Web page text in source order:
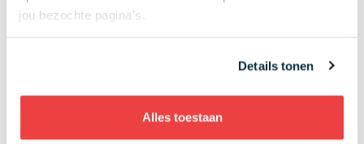
jou bezochte pagina’s.
Details tonen
Alles toestaan
In plaats van het punt waar de bal het laatst de grens
referentiepunt gebruikt om de bal buiten de
hindernis te droppen. Meestal wordt een bal ergens
op de kant gedropt, ter hoogte van de plaats waar
de bal ongeveer in de hindernis ligt. Vooral bij de